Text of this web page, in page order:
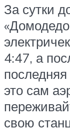
За сутки
4:47, а
это сам
свою